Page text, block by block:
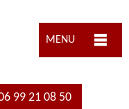
MENU
99 21 08 50